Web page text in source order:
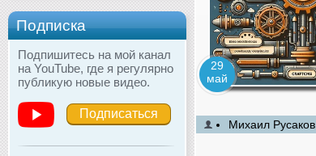
Подписка
Подпишитесь на мой канал
на YouTube, где я регулярно
публикую новые видео.
Подписаться
29
май
Михаил Русаков